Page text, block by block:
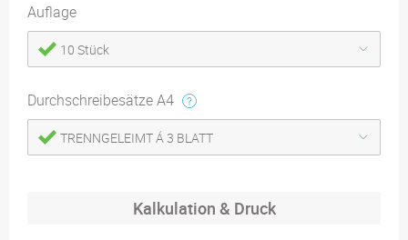
Auflage
10 Stück
Durchschreibesätze A4
TRENNGELEIMT Á 3 BLATT
Kalkulation & Druck